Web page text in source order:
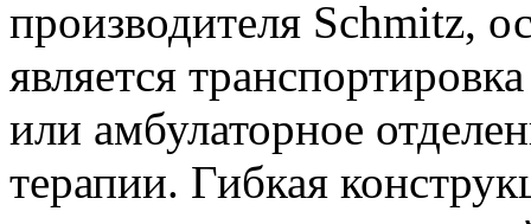
производителя Schmitz,
является
или амбулаторное
терапии. Гибкая